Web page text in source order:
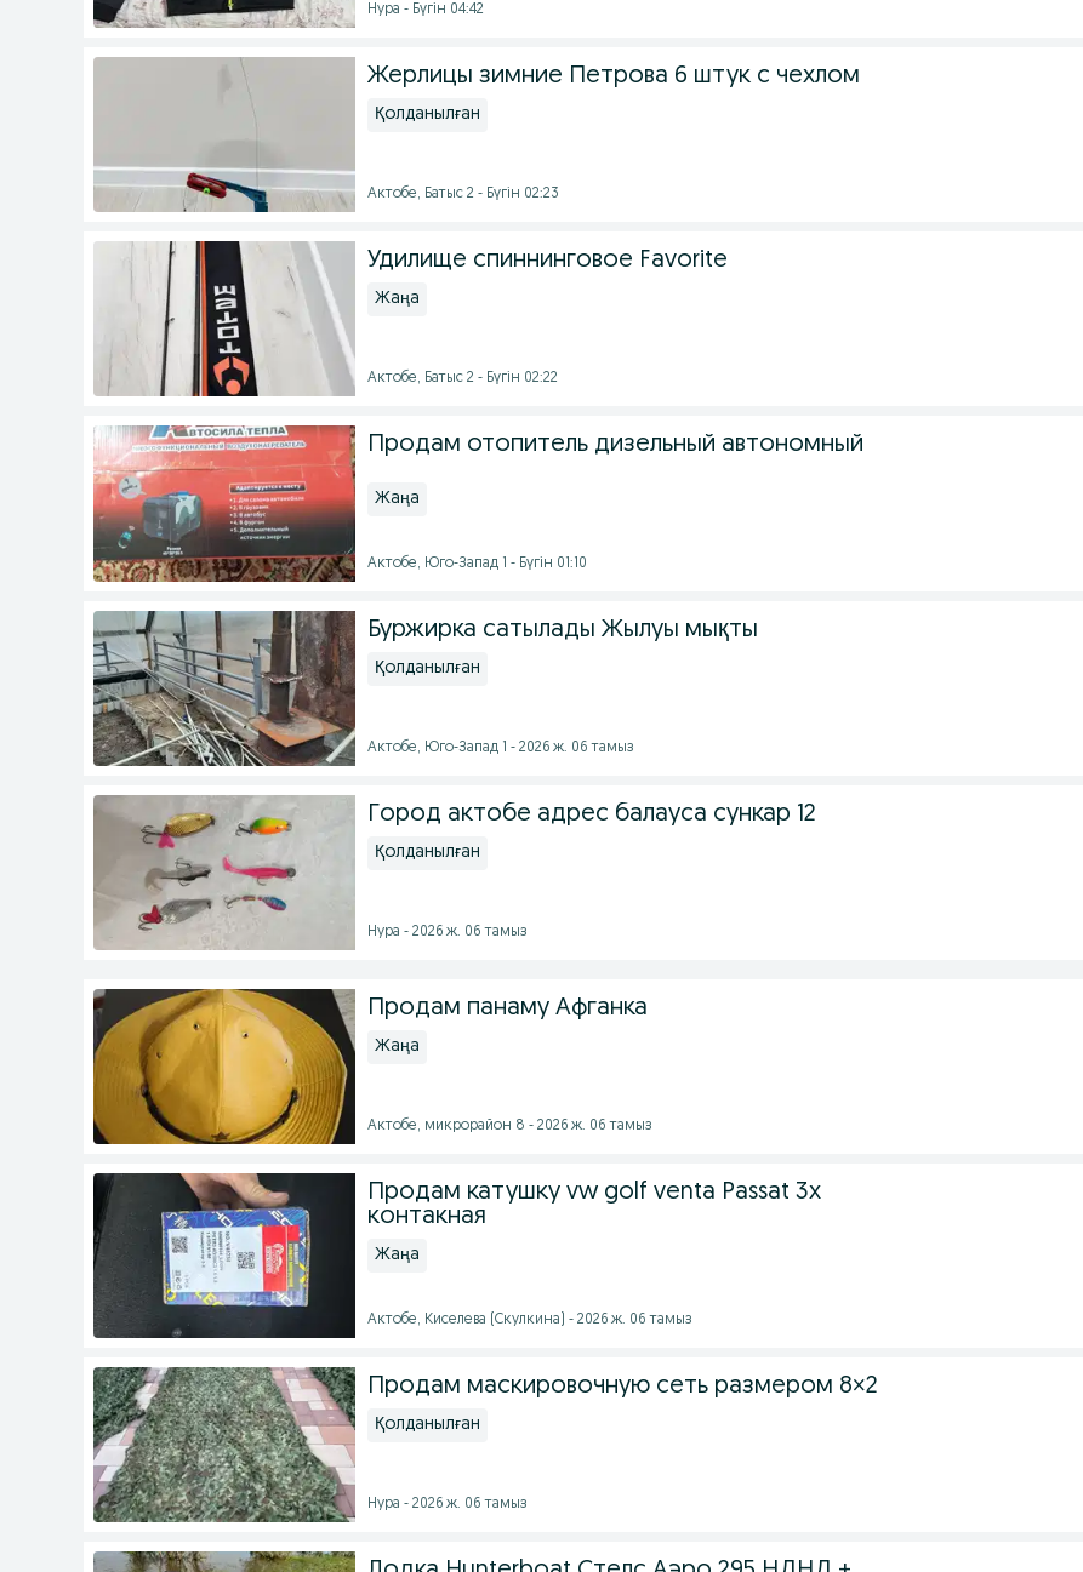
Нура - Бүгін 04:42
Жерлицы зимние Петрова 6 штук с чехлом
Қолданылған
Актобе, Батыс 2 - Бүгін 02:23
Удилище спиннинговое Favorite
Жаңа
Актобе, Батыс 2 - Бүгін 02:22
Продам отопитель дизельный автономный
Жаңа
Актобе, Юго-Запад 1 - Бүгін 01:10
Буржирка сатылады Жылуы мықты
Қолданылған
Актобе, Юго-Запад 1 - 2026 ж. 06 тамыз
Город актобе адрес балауса сункар 12
Қолданылған
Нура - 2026 ж. 06 тамыз
Продам панаму Афганка
Жаңа
Актобе, микрорайон 8 - 2026 ж. 06 тамыз
Продам катушку vw golf venta Passat 3х
контакная
Жаңа
Актобе, Киселева (Скулкина) - 2026 ж. 06 тамыз
Продам маскировочную сеть размером 8×2
Қолданылған
Нура - 2026 ж. 06 тамыз